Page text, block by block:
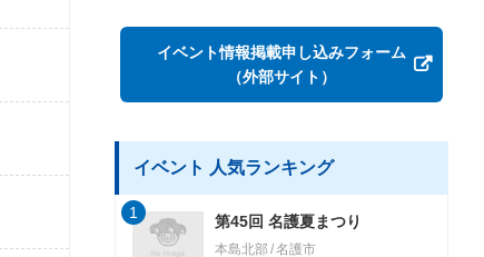
イベント情報掲載申し込みフォーム
（外部サイト）
イベント 人気ランキング
第45回 名護夏まつり
本島北部 名護市
1